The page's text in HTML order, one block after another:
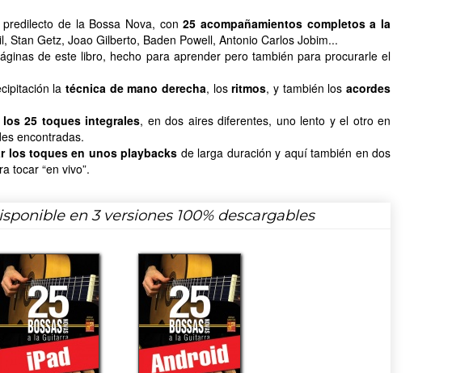
de la Bossa Nova, con25 acompañamientos completos a la
Stan Getz, Joao Gilberto, Baden Powell, Antonio Carlos Jobim...
de este libro, hecho para aprender pero también para procurarle el
latécnica de mano derecha, losritmos, y también losacordes
25 toques integrales, en dos aires diferentes, uno lento y el otro en
encontradas.
los toques en unos playbacks de larga duración y aquí también en dos
tocar “en vivo”.
en 3 versiones 100% descargables